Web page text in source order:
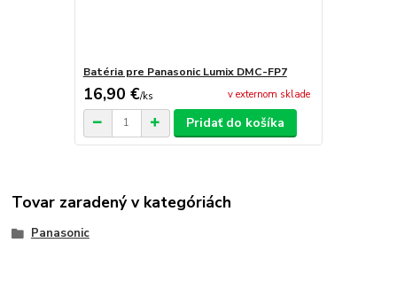
Batéria pre Panasonic Lumix DMC-FP7
16,90 €/ks v externom sklade
Pridať do košíka
Tovar zaradený v kategóriách
Panasonic